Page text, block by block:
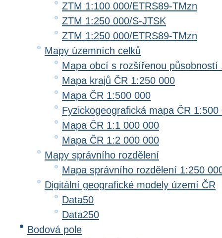
ZTM 1:100 000/ETRS89-TMzn
ZTM 1:250 000/S-JTSK
ZTM 1:250 000/ETRS89-TMzn
Mapy územních celků
Mapa obcí s rozšířenou působností
Mapa krajů ČR 1:250 000
Mapa ČR 1:500 000
Fyzickogeografická mapa ČR 1:500
Mapa ČR 1:1 000 000
Mapa ČR 1:2 000 000
Mapy správního rozdělení
Mapa správního rozdělení 1:250
Digitální geografické modely území ČR
Data50
Data250
Bodová pole